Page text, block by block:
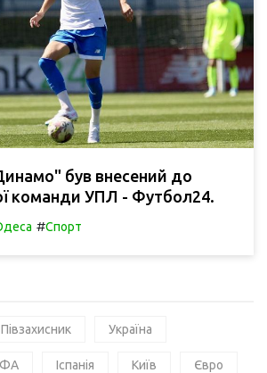
був внесений до
команди УПЛ - Футбол24.
#Спорт
Півзахисник Україна
Іспанія Київ Євро